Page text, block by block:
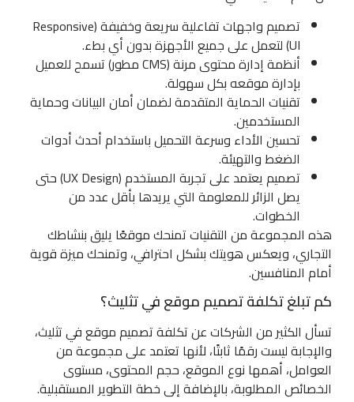
تصميم واجهات تفاعلية سريعة وخفيفة (Responsive
UI) لتعمل على جميع الأجهزة بدون أي بطء.
أنظمة إدارة محتوى مرنة (CMS مطور) تسمح للعميل
بإدارة موقعه بكل سهولة.
تقنيات الحماية المتقدمة لضمان أمان البيانات وحماية
المستخدمين.
تحسين الأداء وسرعة التحميل باستخدام أحدث أدوات
الضغط والتهيئة.
تصميم يعتمد على تجربة المستخدم (UX Design) حتى
يصل الزائر للمعلومة التي يريدها بأقل عدد من
الخطوات.
هذه المجموعة من التقنيات تمنحك موقعًا يليق بنشاطك
التجاري، ويعكس هويتك بشكل احترافي، وتمنحك ميزة قوية
أمام المنافسين.
كم تبلغ تكلفة تصميم موقع في تثليث؟
تسأل الكثير من الشركات عن تكلفة تصميم موقع في تثليث،
والإجابة ليست رقمًا ثابتًا، لأنها تعتمد على مجموعة من
العوامل، أهمها نوع الموقع، حجم المحتوى، مستوى
الخصائص المطلوبة، بالإضافة إلى خطة التطوير المستقبلية.